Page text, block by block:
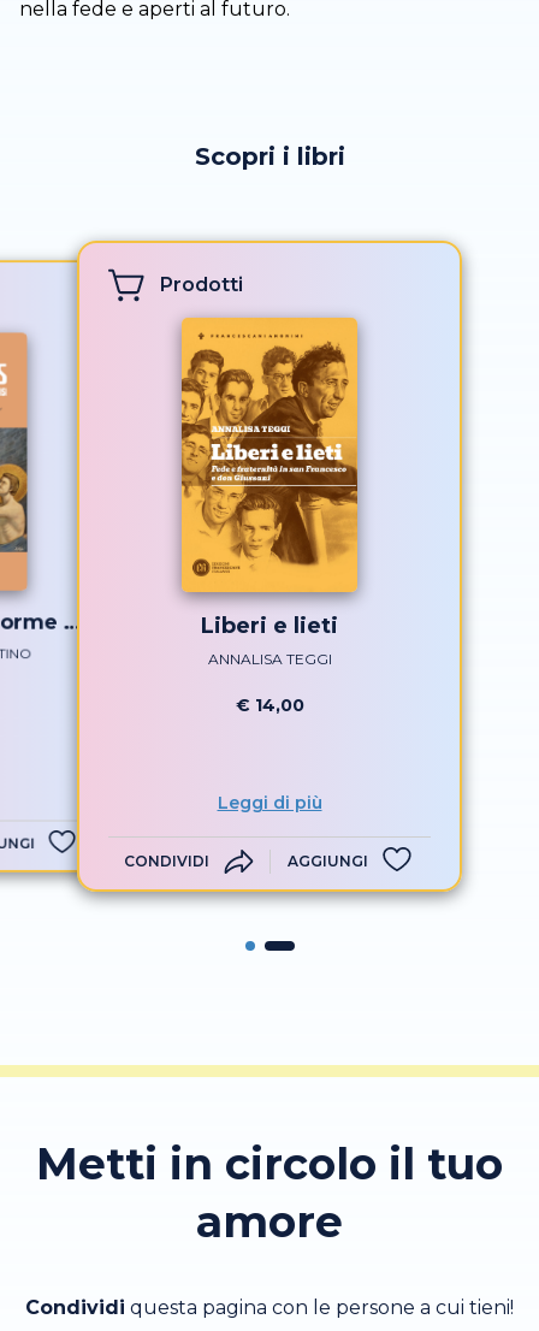
nella fede e aperti al futuro.
Scopri i libri
di
Prodotti
Liberi e lieti
ANNALISA TEGGI
€ 14,00
Leggi di più
CONDIVIDI AGGIUNGI
Metti in circolo il tuo
amore
Condividi questa pagina con le persone a cui tieni!